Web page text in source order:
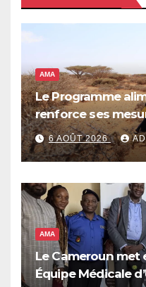
AMA
Le Programme
renforce ses
de réponse face à
qui pourrait
millions de
alimentaire aiguë
6 AOÛT 2026
AMA
Le Cameroun met
Équipe Médicale